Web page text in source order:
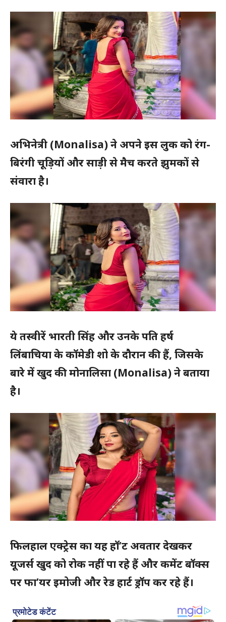
अभिनेत्री (Monalisa)ने अपने इस लुक को रंग-
बिरंगी चूड़ियों और साड़ी से मैच करते झुमकों से
संवारा है।
ये तस्वीरें भारती सिंह और उनके पति हर्ष
लिंबाचिया के कॉमेडी शो के दौरान की हैं, जिसके
बारे में खुद की मोनालिसा (Monalisa)ने बताया
है।
फिलहाल एक्ट्रेस का यह हॉ’ट अवतार देखकर
यूजर्स खुद को रोक नहीं पा रहे हैं और कमेंट बॉक्स
पर फा’यर इमोजी और रेड हार्ट ड्रॉप कर रहे हैं।